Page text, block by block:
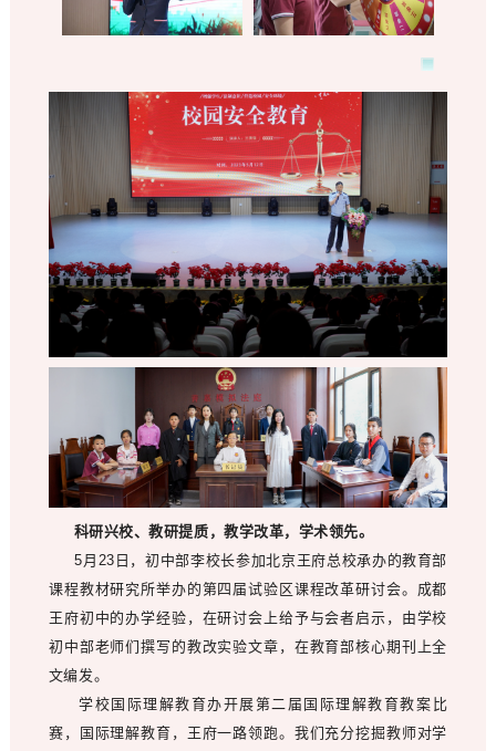
科研兴校、教研提质，教学改革，学术领先。
5月23日，初中部李校长参加北京王府总校承办的教育部
课程教材研究所举办的第四届试验区课程改革研讨会。成都
王府初中的办学经验，在研讨会上给予与会者启示，由学校
初中部老师们撰写的教改实验文章，在教育部核心期刊上全
文编发。
学校国际理解教育办开展第二届国际理解教育教案比
赛，国际理解教育，王府一路领跑。我们充分挖掘教师对学